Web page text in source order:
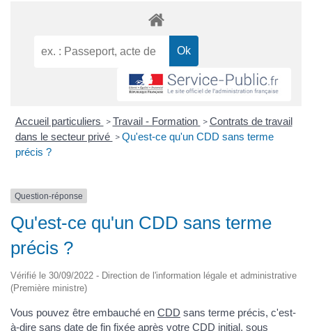
Accueil particuliers > Travail - Formation > Contrats de travail
dans le secteur privé > Qu'est-ce qu'un CDD sans terme
précis ?
Question-réponse
Qu'est-ce qu'un CDD sans terme
précis ?
Vérifié le 30/09/2022 - Direction de l'information légale et administrative
(Première ministre)
Vous pouvez être embauché en CDD sans terme précis, c'est-
à-dire sans date de fin fixée après votre CDD initial, sous